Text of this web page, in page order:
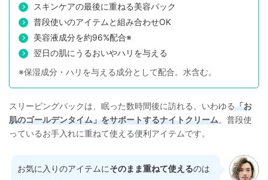
スキンケアの最後に重ねる美容パック
普段使いのアイテムと組み合わせOK
美容液成分を約96%配合※
翌日の肌にうるおいやハリを与える
※保湿成分・ハリを与える成分として配合。水含む。
スリーピングパックは、眠った数時間後に訪れる、いわゆる「お
肌のゴールデンタイム」をサポートするナイトクリーム。普段使
っているお手入れに重ねて使える便利アイテムです。
お気に入りのアイテムにそのまま重ねて使えるのは